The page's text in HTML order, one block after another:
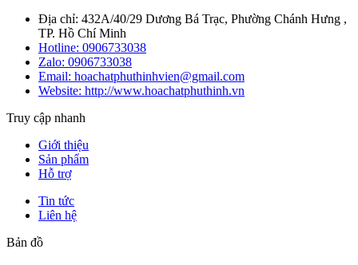
Địa chỉ: 432A/40/29 Dương Bá Trạc, Phường Chánh Hưng ,
TP. Hồ Chí Minh
Hotline: 0906733038
Zalo: 0906733038
Email: hoachatphuthinhvien@gmail.com
Website: http://www.hoachatphuthinh.vn
Truy cập nhanh
Giới thiệu
Sản phẩm
Hỗ trợ
Tin tức
Liên hệ
Bản đồ